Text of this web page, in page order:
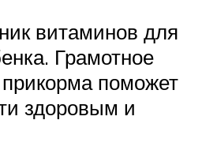
витаминов для
Грамотное
прикорма поможет
здоровым и